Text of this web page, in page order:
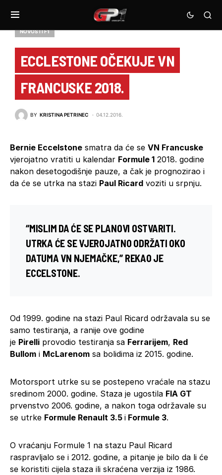
NOVOSTI F1
ECCLESTONE OČEKUJE VN
FRANCUSKE 2018.
BY KRISTINA PETRINEC 04.12.2016.
Bernie Eccelstone smatra da će se VN Francuske
vjerojatno vratiti u kalendar Formule 1 2018. godine
nakon desetogodišnje pauze, a čak je prognozirao i
da će se utrka na stazi Paul Ricard voziti u srpnju.
“MISLIM DA ĆE SE PLANOVI OSTVARITI.
UTRKA ĆE SE VJEROJATNO ODRŽATI OKO
DATUMA VN NJEMAČKE,” REKAO JE
ECCELSTONE.
Od 1999. godine na stazi Paul Ricard održavala su se
samo testiranja, a ranije ove godine
je Pirelli provodio testiranja sa Ferrarijem, Red
Bullom i McLarenom sa bolidima iz 2015. godine.
Motorsport utrke su se postepeno vraćale na stazu
sredinom 2000. godine. Staza je ugostila FIA GT
prvenstvo 2006. godine, a nakon toga održavale su
se utrke Formule Renault 3.5 i Formule 3.
O vraćanju Formule 1 na stazu Paul Ricard
raspravljalo se i 2012. godine, a pitanje je bilo da li će
se koristiti cijela staza ili skraćena verzija iz 1986.